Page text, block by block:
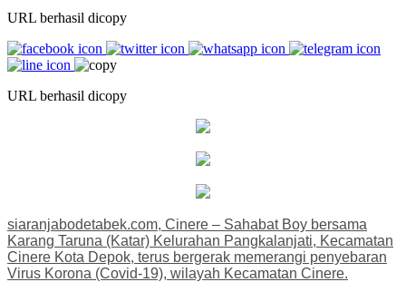
URL berhasil dicopy
URL berhasil dicopy
siaranjabodetabek.com, Cinere – Sahabat Boy bersama
Karang Taruna (Katar) Kelurahan Pangkalanjati, Kecamatan
Cinere Kota Depok, terus bergerak memerangi penyebaran
Virus Korona (Covid-19), wilayah Kecamatan Cinere.